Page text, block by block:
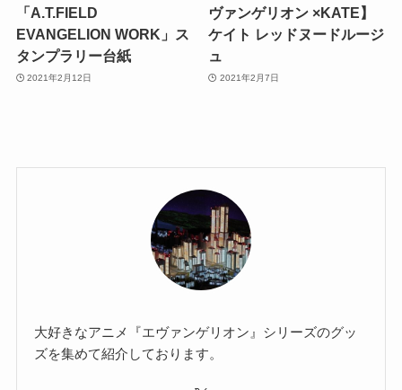
「A.T.FIELD
EVANGELION WORK」ス
タンプラリー台紙
2021年2月12日
ヴァンゲリオン ×KATE】
ケイト レッドヌードルージ
ュ
2021年2月7日
大好きなアニメ『エヴァンゲリオン』シリーズのグッ
ズを集めて紹介しております。